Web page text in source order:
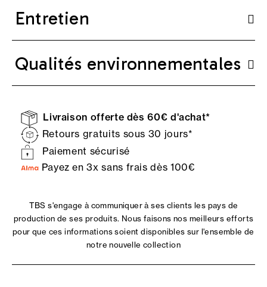
Entretien
Qualités environnementales
Livraison offerte dès 60€ d'achat*
Retours gratuits sous 30 jours*
Paiement sécurisé
Payez en 3x sans frais dès 100€
TBS s'engage à communiquer à ses clients les pays de
production de ses produits. Nous faisons nos meilleurs efforts
pour que ces informations soient disponibles sur l'ensemble de
notre nouvelle collection